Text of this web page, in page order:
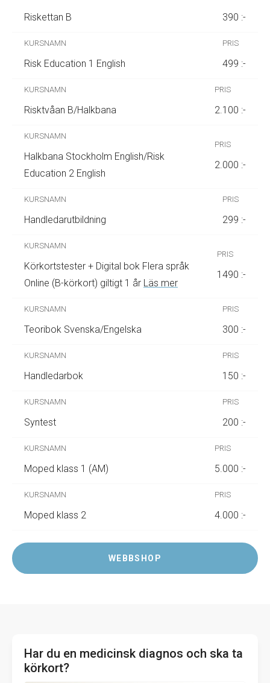
Riskettan B 390 :-
Risk Education 1 English 499 :-
Risktvåan B/Halkbana 2.100 :-
Halkbana Stockholm English/Risk
Education 2 English
2.000 :-
Handledarutbildning 299 :-
Körkortstester + Digital bok Flera språk
Online (B-körkort) giltigt 1 år Läs mer
1490 :-
Teoribok Svenska/Engelska 300 :-
Handledarbok 150 :-
Syntest 200 :-
Moped klass 1 (AM) 5.000 :-
Moped klass 2 4.000 :-
WEBBSHOP
Har du en medicinsk diagnos och ska ta
körkort?